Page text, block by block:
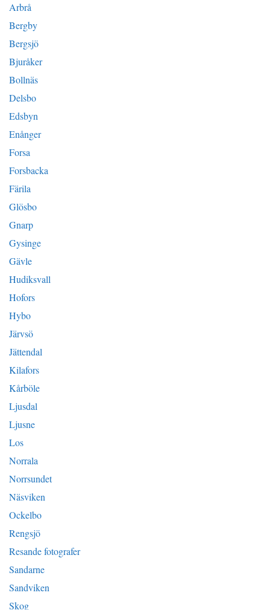
Arbrå
Bergby
Bergsjö
Bjuråker
Bollnäs
Delsbo
Edsbyn
Enånger
Forsa
Forsbacka
Färila
Glösbo
Gnarp
Gysinge
Gävle
Hudiksvall
Hofors
Hybo
Järvsö
Jättendal
Kilafors
Kårböle
Ljusdal
Ljusne
Los
Norrala
Norrsundet
Näsviken
Ockelbo
Rengsjö
Resande fotografer
Sandarne
Sandviken
Skog